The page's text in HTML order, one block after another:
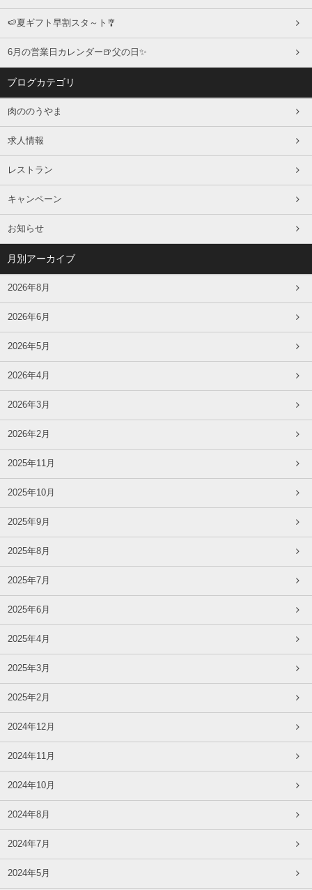
🍉夏ギフト早割スタ～ト🎐
6月の営業日カレンダー🍺父の日✨
ブログカテゴリ
肉ののうやま
求人情報
レストラン
キャンペーン
お知らせ
月別アーカイブ
2026年8月
2026年6月
2026年5月
2026年4月
2026年3月
2026年2月
2025年11月
2025年10月
2025年9月
2025年8月
2025年7月
2025年6月
2025年4月
2025年3月
2025年2月
2024年12月
2024年11月
2024年10月
2024年8月
2024年7月
2024年5月